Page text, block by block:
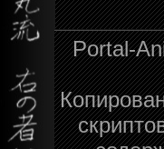
Portal-